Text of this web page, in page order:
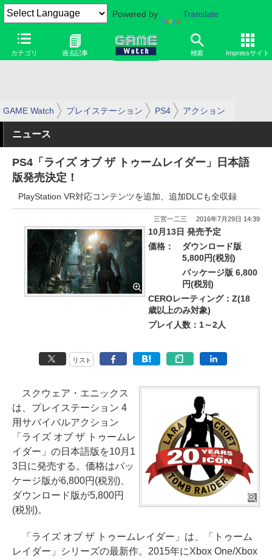
Powered by Translate
カテゴリ 過去記事 検索 Impressサイト
GAME Watch プレイステーション PS4 アクション
ニュース
PS4「ライズ オブ ザ トゥームレイダー」日本語
版発売決定！
PlayStation VR対応コンテンツを追加、追加DLCも全収録
三宮一二三 2016年7月29日 14:39
10月13日 発売予定
価格：
ダウンロード版
5,800円(税別)
パッケージ版 6,800
円(税別)
CEROレーティング：Z(18
歳以上のみ対象)
プレイ人数：1～2人
リスト
スクウェア・エニックス
は、プレイステーション 4
用サバイバルアクション
「ライズ オブ ザ トゥームレ
イダー」の日本語版を10月1
3日に発売する。価格はパッ
ケージ版が6,800円(税別)、
ダウンロード版が5,800円
(税別)。
「ライズ オブ ザ トゥームレイダー」は、「トゥーム
レイダー」シリーズの最新作。2015年にXbox One/Xbox